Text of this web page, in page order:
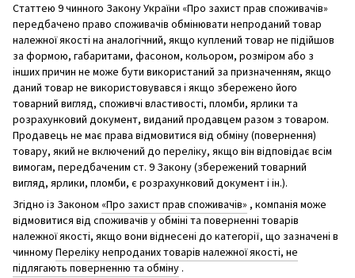
Статтею 9 чинного Закону України «Про захист прав споживачів»
передбачено право споживачів обмінювати непроданий товар
належної якості на аналогічний, якщо куплений товар не підійшов
за формою, габаритами, фасоном, кольором, розміром або з
інших причин не може бути використаний за призначенням, якщо
даний товар не використовувався і якщо збережено його
товарний вигляд, споживчі властивості, пломби, ярлики та
розрахунковий документ, виданий продавцем разом з товаром.
Продавець не має права відмовитися від обміну (повернення)
товару, який не включений до переліку, якщо він відповідає всім
вимогам, передбаченим ст. 9 Закону (збережений товарний
вигляд, ярлики, пломби, є розрахунковий документ і ін.).
Згідно із Законом «Про захист прав споживачів» , компанія може
відмовитися від споживачів у обміні та поверненні товарів
належної якості, якщо вони віднесені до категорії, що зазначені в
чинномуПереліку непроданих товарів належної якості, не
підлягають поверненню та обміну .